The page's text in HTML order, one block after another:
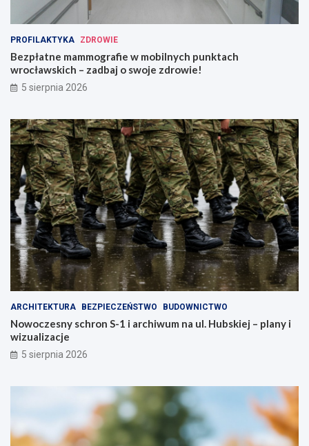
PROFILAKTYKA ZDROWIE
Bezpłatne mammografie w mobilnych punktach
wrocławskich – zadbaj o swoje zdrowie!
5 sierpnia 2026
ARCHITEKTURA BEZPIECZEŃSTWO BUDOWNICTWO
Nowoczesny schron S-1 i archiwum na ul. Hubskiej – plany i
wizualizacje
5 sierpnia 2026